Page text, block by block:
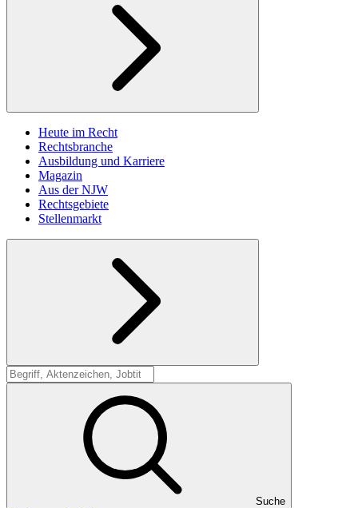
Heute im Recht
Rechtsbranche
Ausbildung und Karriere
Magazin
Aus der NJW
Rechtsgebiete
Stellenmarkt
Suche
Suche